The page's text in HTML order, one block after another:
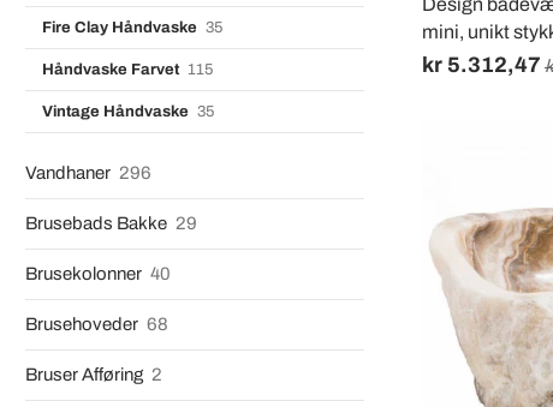
Fire Clay Håndvaske 35
Håndvaske Farvet 115
Vintage Håndvaske 35
Vandhaner 296
Brusebads Bakke 29
Brusekolonner 40
Brusehoveder 68
Bruser Afføring 2
Design
mini, unikt
kr 5.312,47